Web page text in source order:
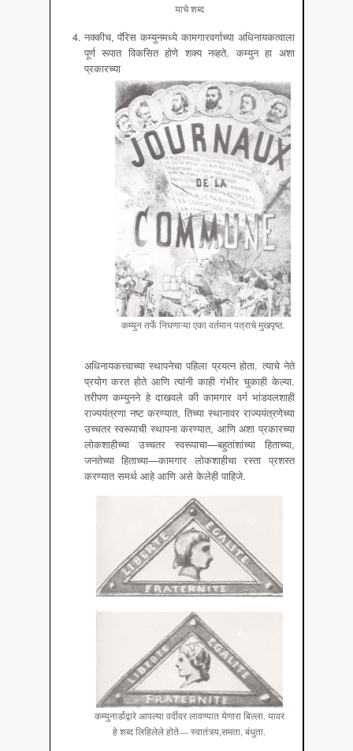
याचे शब्द
नक्कीच, पॅरिस कम्युनमध्ये कामगारवर्गाच्या अधिनायकत्वाला
पूर्ण रूपात विकसित होणे शक्य नव्हते. कम्युन हा अशा
प्रकारच्या
कम्युन तर्फे निघणाऱ्या एका वर्तमान पत्राचे मुखपृष्ठ.
अधिनायकत्त्वाच्या स्थापनेचा पहिला प्रयत्न होता. त्याचे नेते
प्रयोग करत होते आणि त्यांनी काही गंभीर चुकाही केल्या.
तरीपण कम्युनने हे दाखवले की कामगार वर्ग भांडवलशाही
राज्ययंत्रणा नष्ट करण्यात, तिच्या स्थानावर राज्ययंत्रणेच्या
उच्चतर स्वरूपाची स्थापना करण्यात, आणि अशा प्रकारच्या
लोकशाहीच्या उच्चतर स्वरूपाचा—बहुतांशांच्या हिताच्या,
जनतेच्या हिताच्या—कामगार लोकशाहीचा रस्ता प्रशस्त
करण्यात समर्थ आहे आणि असे केलेही पाहिजे.
कम्युनार्डांद्वारे आपल्या वर्दीवर लावण्यात येणारा बिल्ला. यावर
हे शब्द लिहिलेले होते— स्वातंत्र्य,समता, बंधुता.